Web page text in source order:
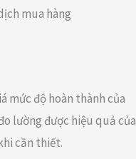
mua hàng
mức độ hoàn thành của
lường được hiệu quả của
cần thiết.